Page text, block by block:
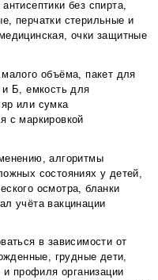
без спирта,
перчатки стерильные и
очки защитные
объёма, пакет для
Б, емкость для
или сумка
с маркировкой
алгоритмы
состояниях у детей,
осмотра, бланки
учёта вакцинации
в зависимости от
грудные дети,
профиля организации